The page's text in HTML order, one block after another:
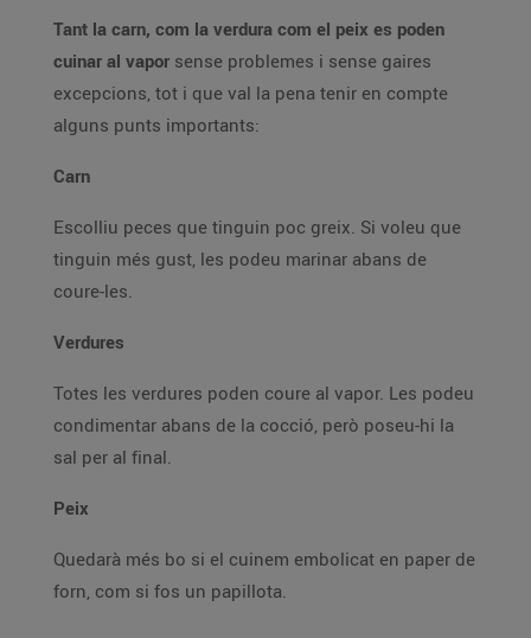
Tant la carn, com la verdura com el peix es poden
cuinar al vapor sense problemes i sense gaires
excepcions, tot i que val la pena tenir en compte
alguns punts importants:
Carn
Escolliu peces que tinguin poc greix. Si voleu que
tinguin més gust, les podeu marinar abans de
coure-les.
Verdures
Totes les verdures poden coure al vapor. Les podeu
condimentar abans de la cocció, però poseu-hi la
sal per al final.
Peix
Quedarà més bo si el cuinem embolicat en paper de
forn, com si fos un papillota.